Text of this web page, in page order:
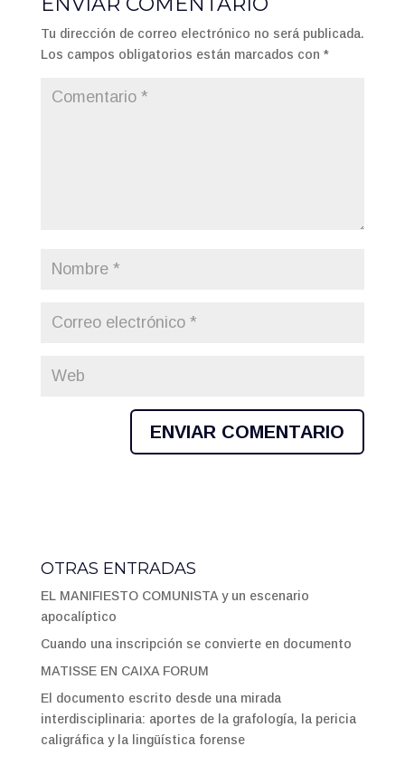
Tu dirección de correo electrónico no será publicada.
Los campos obligatorios están marcados con *
OTRAS ENTRADAS
EL MANIFIESTO COMUNISTA y un escenario
apocalíptico
Cuando una inscripción se convierte en documento
MATISSE EN CAIXA FORUM
El documento escrito desde una mirada
interdisciplinaria: aportes de la grafología, la pericia
caligráfica y la lingüística forense